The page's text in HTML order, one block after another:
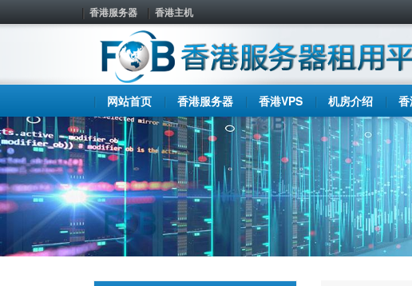
香港服务器 香港主机
网站首页 香港服务器 香港VPS 机房介绍